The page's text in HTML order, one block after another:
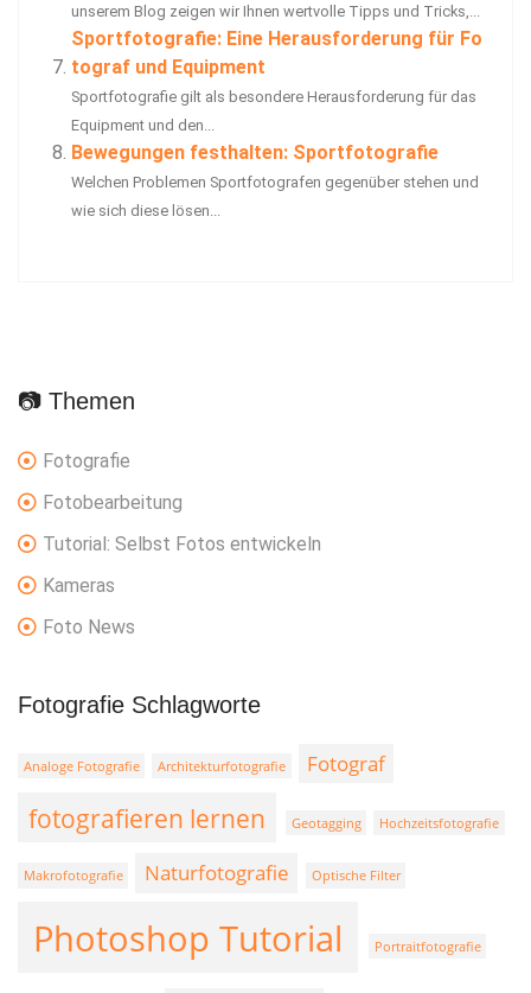
unserem Blog zeigen wir Ihnen wertvolle Tipps und Tricks,...
Sportfotografie: Eine Herausforderung für Fo
tograf und Equipment
Sportfotografie gilt als besondere Herausforderung für das
Equipment und den...
Bewegungen festhalten: Sportfotografie
Welchen Problemen Sportfotografen gegenüber stehen und
wie sich diese lösen...
r
v
i
o
s
o
t:
📷 Themen
Fotografie
Fotobearbeitung
Tutorial: Selbst Fotos entwickeln
Kameras
Foto News
Fotografie Schlagworte
Analoge Fotografie Architekturfotografie Fotograf
fotografieren lernen Geotagging Hochzeitsfotografie
Makrofotografie Naturfotografie Optische Filter
Photoshop Tutorial Portraitfotografie